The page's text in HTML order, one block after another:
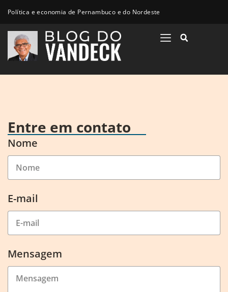
Política e economia de Pernambuco e do Nordeste
Entre em contato
Nome
E-mail
Mensagem